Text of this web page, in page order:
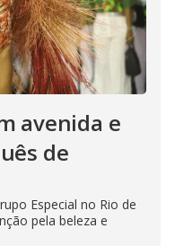
avenida e
de
Especial no Rio de
pela beleza e